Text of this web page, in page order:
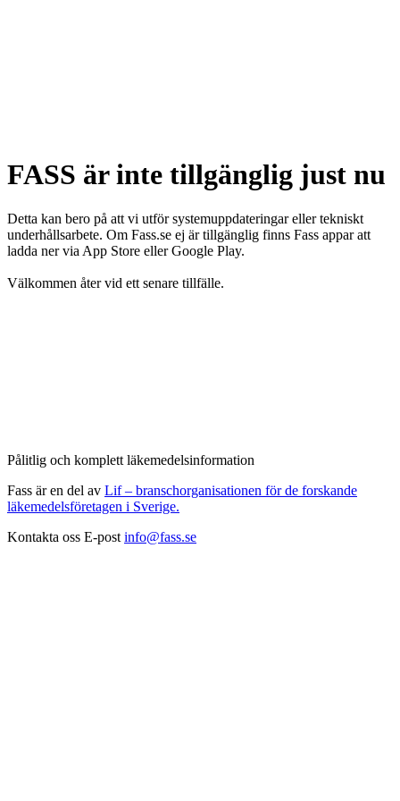
FASS är inte tillgänglig just nu
Detta kan bero på att vi utför systemuppdateringar eller tekniskt
underhållsarbete. Om Fass.se ej är tillgänglig finns Fass appar att
ladda ner via App Store eller Google Play.
Välkommen åter vid ett senare tillfälle.
Pålitlig och komplett läkemedelsinformation
Fass är en del av Lif – branschorganisationen för de forskande
läkemedelsföretagen i Sverige.
Kontakta oss E-post info@fass.se